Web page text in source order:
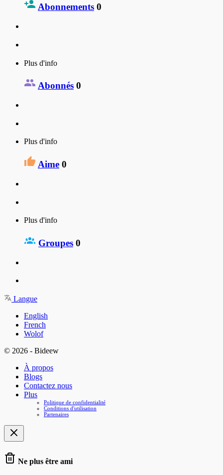
Abonnements 0
Plus d'info
Abonnés 0
Plus d'info
Aime 0
Plus d'info
Groupes 0
Langue
English
French
Wolof
© 2026 - Bideew
À propos
Blogs
Contactez nous
Plus
Politique de confidentialité
Conditions d'utilisation
Partenaires
Ne plus être ami